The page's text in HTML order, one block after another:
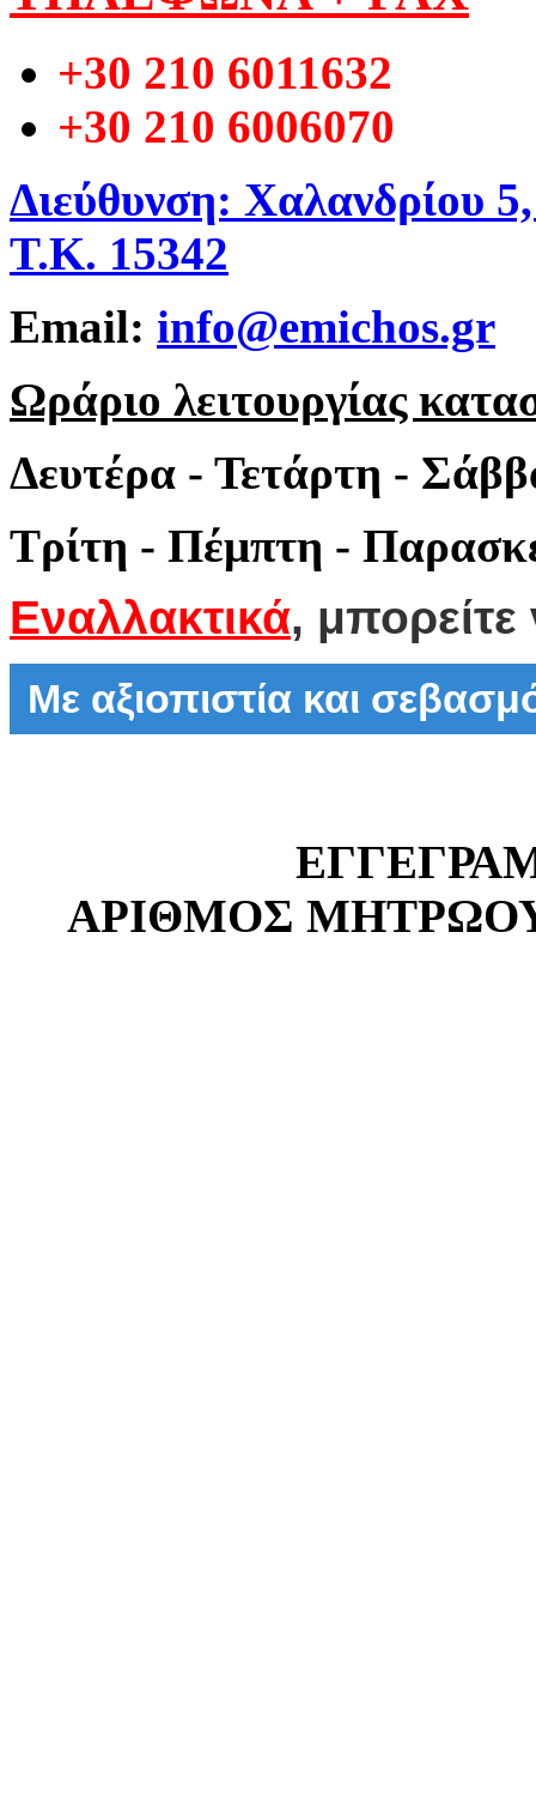
+30 210 6011632
+30 210 6006070
Διεύθυνση: Χαλανδρίου
Τ.Κ. 15342
Email: info@emichos.gr
Ωράριο λειτουργίας
Δευτέρα - Τετάρτη -
Τρίτη - Πέμπτη -
Εναλλακτικά, μπορείτε
Με αξιοπιστία και
ΑΡΙΘΜΟΣ